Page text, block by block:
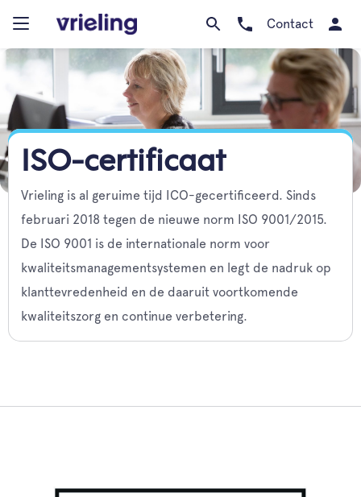
Contact
ISO-certificaat
Vrieling is al geruime tijd ICO-gecertificeerd. Sinds
februari 2018 tegen de nieuwe norm ISO 9001/2015.
De ISO 9001 is de internationale norm voor
kwaliteitsmanagementsystemen en legt de nadruk op
klanttevredenheid en de daaruit voortkomende
kwaliteitszorg en continue verbetering.